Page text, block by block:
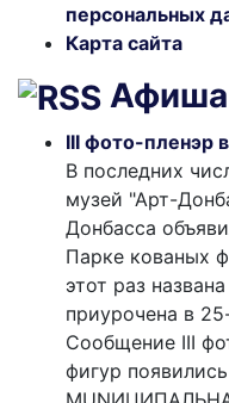
персональных
Карта сайта
Афиша
III фото-пленэр
В последних
музей "Арт-
Донбасса
Парке кованых
этот раз
приурочена в
Сообщение III
фигур